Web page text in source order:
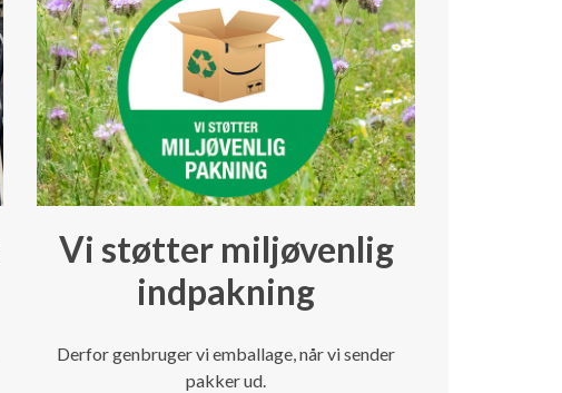
Vi støtter miljøvenlig
indpakning
Derfor genbruger vi emballage, når vi sender
pakker ud.